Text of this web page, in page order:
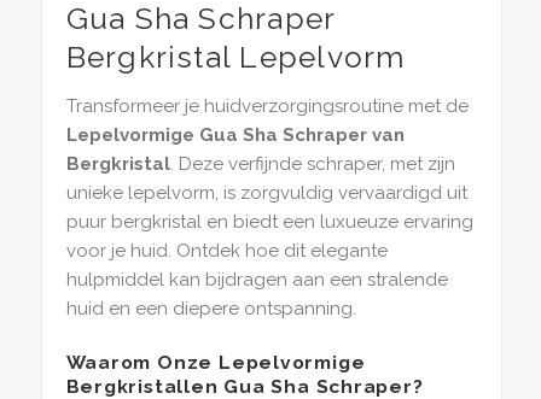
Gua Sha Schraper
Bergkristal Lepelvorm
Transformeer je huidverzorgingsroutine met de
Lepelvormige Gua Sha Schraper van
Bergkristal. Deze verfijnde schraper, met zijn
unieke lepelvorm, is zorgvuldig vervaardigd uit
puur bergkristal en biedt een luxueuze ervaring
voor je huid. Ontdek hoe dit elegante
hulpmiddel kan bijdragen aan een stralende
huid en een diepere ontspanning.
Waarom Onze Lepelvormige
Bergkristallen Gua Sha Schraper?